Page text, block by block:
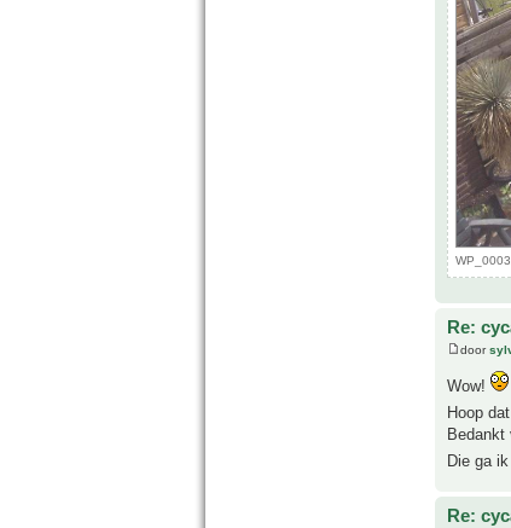
Re:
door
Wow!
Hoop
Bedankt
Die ga
Re: